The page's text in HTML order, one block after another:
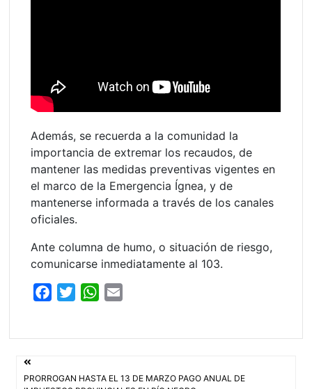
Además, se recuerda a la comunidad la
importancia de extremar los recaudos, de
mantener las medidas preventivas vigentes en
el marco de la Emergencia Ígnea, y de
mantenerse informada a través de los canales
oficiales.
Ante columna de humo, o situación de riesgo,
comunicarse inmediatamente al 103.
o
e
W
A
Navegación
PRORROGAN HASTA EL 13 DE MARZO PAGO ANUAL DE